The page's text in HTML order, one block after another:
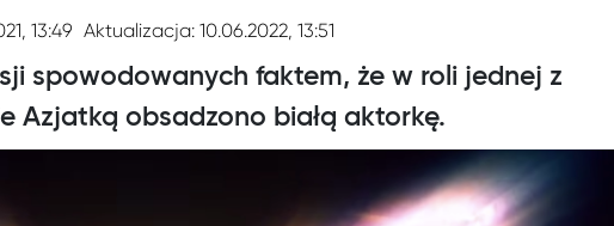
13:49 Aktualizacja: 10.06.2022, 13:51
spowodowanych faktem, że w roli jednej z
Azjatką obsadzono białą aktorkę.